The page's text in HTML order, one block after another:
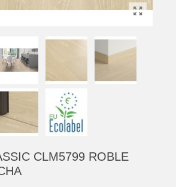
CLM5799 ROBLE